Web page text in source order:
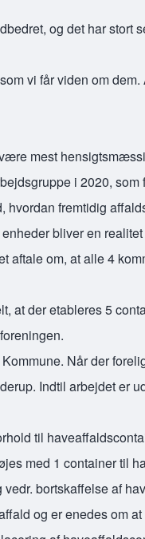
og det har stort
vi får viden om
mest
i 2020, som
hvordan fremtidig
bliver en
om, at alle 4
at der etableres 5
Når der
Indtil arbejdet er
til
med 1 container til
bortskaffelse af
og er enedes om